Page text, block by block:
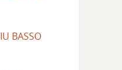
BASSO